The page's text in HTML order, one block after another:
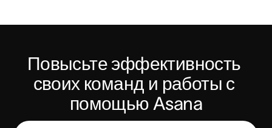
Повысьте эффективность
своих команд и работы с
помощью Asana